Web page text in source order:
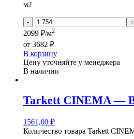
м2
- +
2099 ₽/м2
от 3682 ₽
В корзину
Цену уточняйте у менеджера
В наличии
Tarkett CINEMA —
1561,00 ₽
Количество товара Tarkett